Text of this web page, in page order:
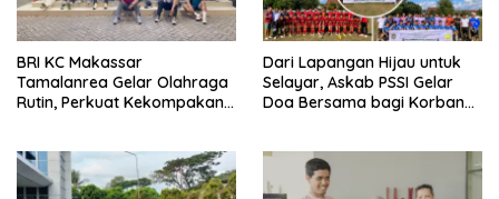
BRI KC Makassar
Tamalanrea Gelar Olahraga
Rutin, Perkuat Kekompakan
Dari Lapangan Hijau untuk
Selayar, Askab PSSI Gelar
Doa Bersama bagi Korban